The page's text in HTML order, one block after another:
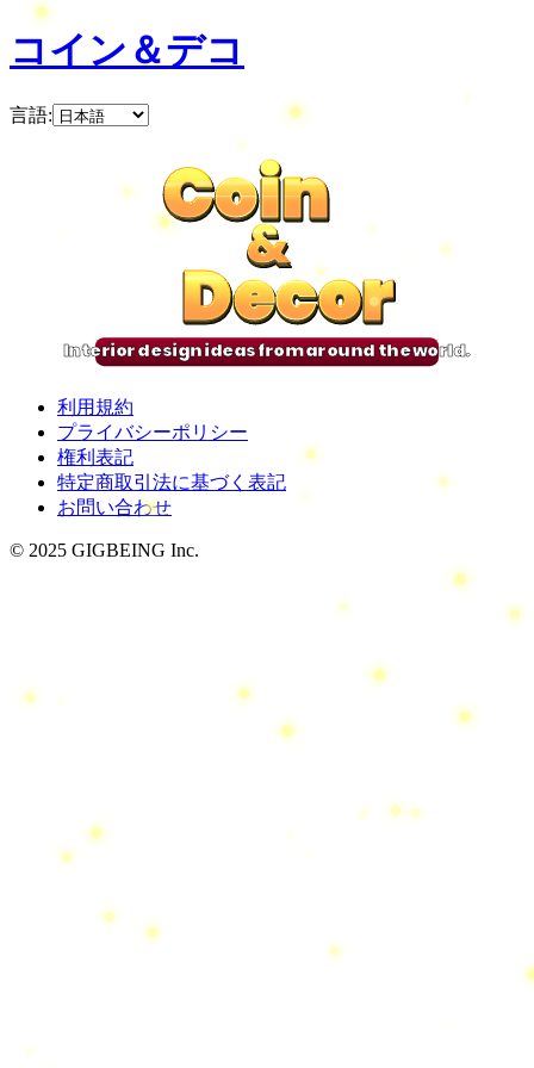
コイン＆デコ
言語:
Coin
&
Decor
Coin
&
Decor
Coin
&
Decor
Coin
&
Decor
Interior design ideas from around the world.
利用規約
プライバシーポリシー
権利表記
特定商取引法に基づく表記
お問い合わせ
© 2025 GIGBEING Inc.